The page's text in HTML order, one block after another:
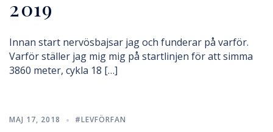
2019
Innan start nervösbajsar jag och funderar på varför.
Varför ställer jag mig mig på startlinjen för att simma
3860 meter, cykla 18 […]
MAJ 17, 2018 #LEVFÖRFAN